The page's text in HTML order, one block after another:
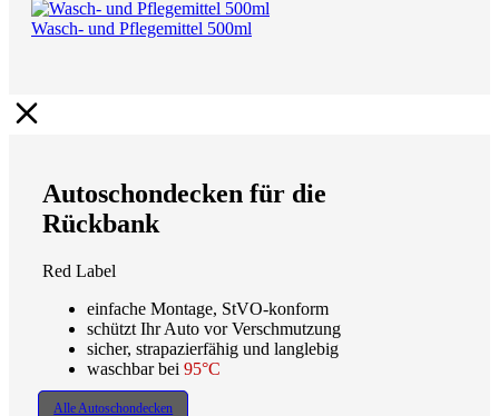
Wasch- und Pflegemittel 500ml
Autoschondecken für die
Rückbank
Red Label
einfache Montage, StVO-konform
schützt Ihr Auto vor Verschmutzung
sicher, strapazierfähig und langlebig
waschbar bei 95°C
Alle Autoschondecken